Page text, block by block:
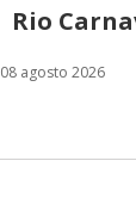
Rio
08 agosto 2026